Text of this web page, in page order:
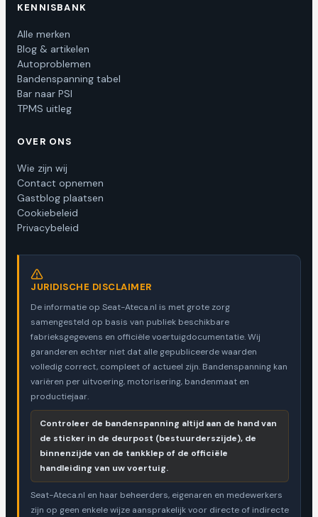
KENNISBANK
Alle merken
Blog & artikelen
Autoproblemen
Bandenspanning tabel
Bar naar PSI
TPMS uitleg
OVER ONS
Wie zijn wij
Contact opnemen
Gastblog plaatsen
Cookiebeleid
Privacybeleid
JURIDISCHE DISCLAIMER
De informatie op Seat-Ateca.nl is met grote zorg
samengesteld op basis van publiek beschikbare
fabrieksgegevens en officiële voertuigdocumentatie. Wij
garanderen echter niet dat alle gepubliceerde waarden
volledig correct, compleet of actueel zijn. Bandenspanning kan
variëren per uitvoering, motorisering, bandenmaat en
productiejaar.
Controleer de bandenspanning altijd aan de hand van
de sticker in de deurpost (bestuurderszijde), de
binnenzijde van de tankklep of de officiële
handleiding van uw voertuig.
Seat-Ateca.nl en haar beheerders, eigenaren en medewerkers
zijn op geen enkele wijze aansprakelijk voor directe of indirecte